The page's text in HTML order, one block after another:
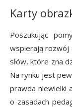
Karty
Poszukując
wspierają rozwój
słów, które zna
Na rynku jest
prawda niewielki
o zasadach